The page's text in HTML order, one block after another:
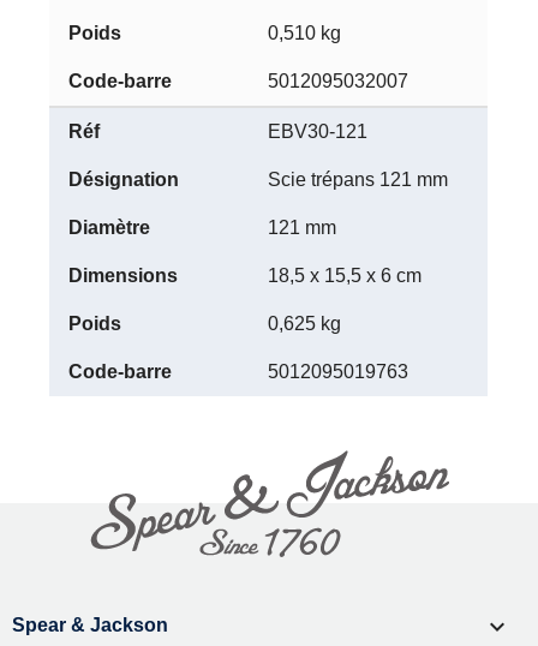
0,510 kg
5012095032007
EBV30-121
Scie trépans 121 mm
121 mm
18,5 x 15,5 x 6 cm
0,625 kg
5012095019763
Spear & Jackson 